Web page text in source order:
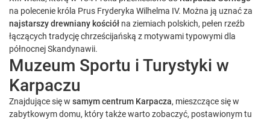
na polecenie króla Prus Fryderyka Wilhelma IV. Można ją uznać za
najstarszy drewniany kościół na ziemiach polskich, pełen rzeźb
łączących tradycję chrześcijańską z motywami typowymi dla
północnej Skandynawii.
Muzeum Sportu i Turystyki w
Karpaczu
Znajdujące się w samym centrum Karpacza, mieszczące się w
zabytkowym domu, który także warto zobaczyć, postawionym tu